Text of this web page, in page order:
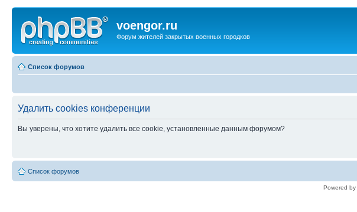
voengor.ru
Форум жителей закрытых военных городков
Список форумов
Удалить cookies конференции
Вы уверены, что хотите удалить все cookie, установленные данным форумом?
Список форумов
Powered by